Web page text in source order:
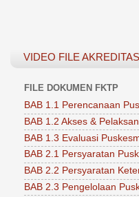
VIDEO FILE
FILE DOKUMEN FKTP
BAB 1.1 Perencanaan
BAB 1.2 Akses &
BAB 1.3 Evaluasi
BAB 2.1 Persyaratan
BAB 2.2 Persyaratan
BAB 2.3 Pengelolaan